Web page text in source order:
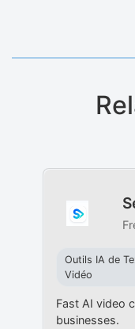
Outils IA de
Vidéo
Fast AI video
businesses.